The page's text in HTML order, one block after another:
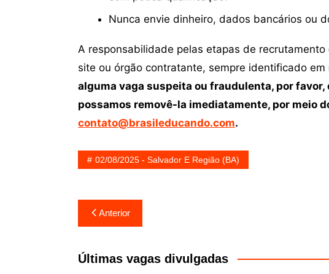
Nunca envie dinheiro, dados bancários ou
A responsabilidade pelas etapas de
site ou órgão contratante, sempre identificado em
alguma vaga suspeita ou fraudulenta, por
possamos removê-la imediatamente, por meio
contato@brasileducando.com.
02/08/2025 - Salvador E Região (BA)
Navegação
de
Post
Anterior
Últimas vagas divulgadas